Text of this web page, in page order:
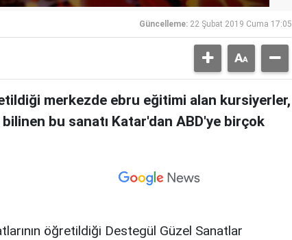
Güncelleme: 22 Şubat 2019 Cuma 17:05
merkezde ebru eğitimi alan kursiyerler,
bu sanatı Katar'dan ABD'ye birçok
öğretildiği Destegül Güzel Sanatlar